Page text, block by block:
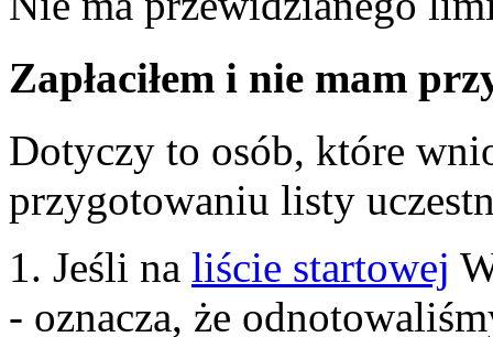
Zapłaciłem i nie mam
Dotyczy to osób, które
przygotowaniu listy
1. Jeśli na liście startowej
- oznacza, że